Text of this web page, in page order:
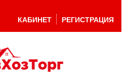
КАБИНЕТ РЕГИСТРАЦИЯ